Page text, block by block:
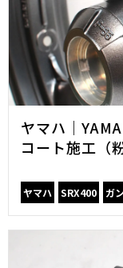
ヤマハ｜
コート施工（
ヤマハ SRX400 ガ